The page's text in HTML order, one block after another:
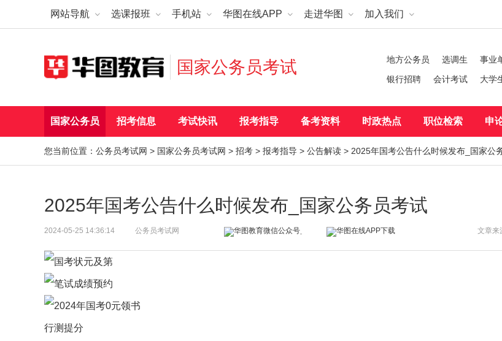
网站导航 选课报班 手机站 华图在线APP 走进华图 加入我们
国家公务员考试 地方公务员 选调生 事业
银行招聘
会计考试 大学
国家公务员 招考信息 考试快讯 报考指导 备考资料 时政热点 职位检索 申
您当前位置： 公务员考试网 > 国家公务员考试网 > 招考 > 报考指导 > 公告解读 > 2025年国考公告什么时候发布_国家公
2025年国考公告什么时候发布_国家公务员考试
2024-05-25 14:36:14 公务员考试网 文章来
行测提分